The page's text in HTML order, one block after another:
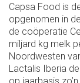
Capsa Food is
opgenomen in
de coöperatie
miljard kg melk
Noordwesten
Lactalis Iberia
op jaarbasis